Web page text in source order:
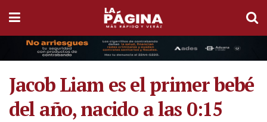
Jacob Liam es el primer bebé
del año, nacido a las 0:15